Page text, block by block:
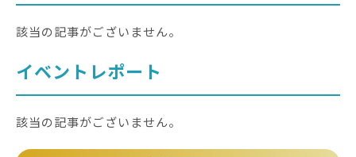
該当の記事がございません。
イベントレポート
該当の記事がございません。